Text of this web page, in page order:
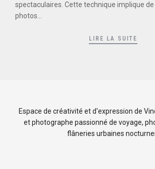
spectaculaires. Cette technique implique
photos...
LIRE LA SUITE
Espace de créativité et d'expression de
et photographe passionné de voyage,
flâneries urbaines